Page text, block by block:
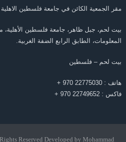
مقر الجمعية الكائن في جامعة فلسطين الاهلية
بيت لحم، جبل ظاهر، جامعة فلسطين الأهلية،
المعلومات، الطابق الرابع الضفة الغربية.
بيت لحم – فلسطين
هاتف : 22775030 970 +
فاكس : 22749652 970 +